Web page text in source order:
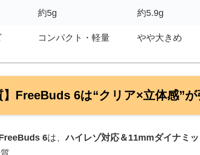
約5g 約5.9g
コンパクト・軽量 やや大きめ
FreeBuds 6は“クリア×立体感”が
6は、ハイレゾ対応＆11mmダイナミ